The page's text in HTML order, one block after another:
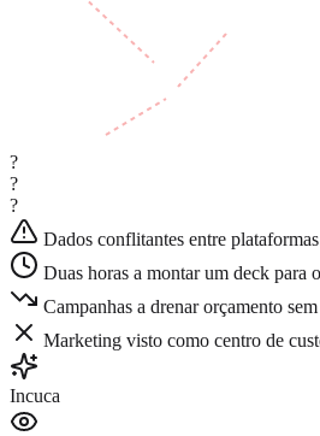
?
?
?
Dados conflitantes entre plataformas
Duas horas a montar um deck para
Campanhas a drenar orçamento
Marketing visto como centro de
Incuca